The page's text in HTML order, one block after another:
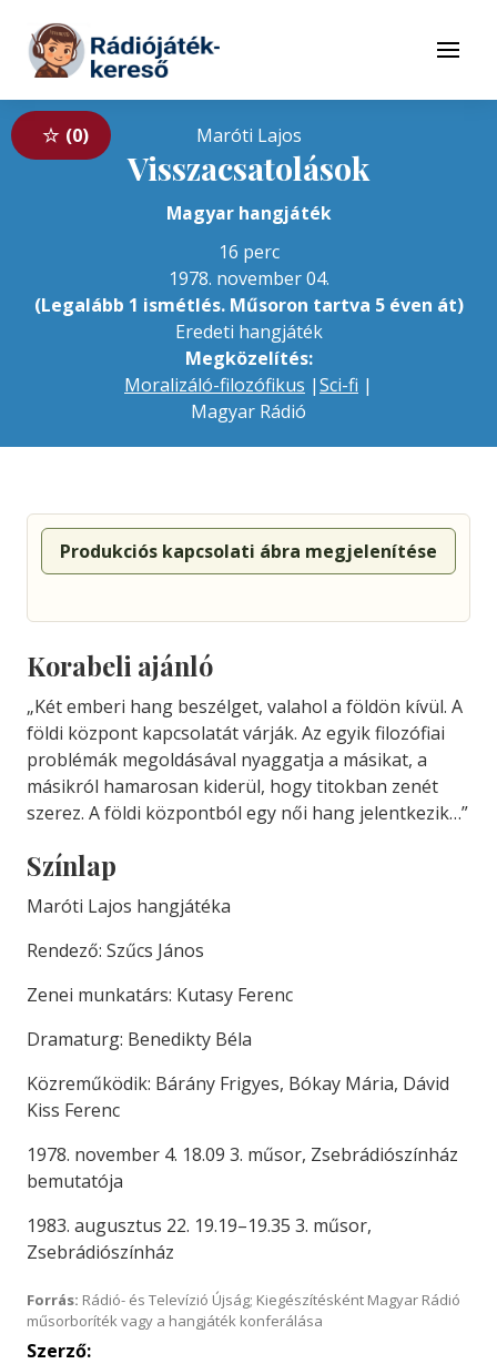
Tovább a tartalomhoz
Menü
0 Maróti Lajos
Visszacsatolások
Magyar hangjáték
16 perc
1978. november 04.
(Legalább 1 ismétlés. Műsoron tartva 5 éven át)
Eredeti hangjáték
Megközelítés:
Moralizáló-filozófikus |Sci-fi |
Magyar Rádió
Produkciós kapcsolati ábra megjelenítése
Korabeli ajánló
„Két emberi hang beszélget, valahol a földön kívül. A
földi központ kapcsolatát várják. Az egyik filozófiai
problémák megoldásával nyaggatja a másikat, a
másikról hamarosan kiderül, hogy titokban zenét
szerez. A földi központból egy női hang jelentkezik…”
Színlap
Maróti Lajos hangjátéka
Rendező: Szűcs János
Zenei munkatárs: Kutasy Ferenc
Dramaturg: Benedikty Béla
Közreműködik: Bárány Frigyes, Bókay Mária, Dávid
Kiss Ferenc
1978. november 4. 18.09 3. műsor, Zsebrádiószínház
bemutatója
1983. augusztus 22. 19.19–19.35 3. műsor,
Zsebrádiószínház
Forrás: Rádió- és Televízió Újság; Kiegészítésként Magyar Rádió
műsorboríték vagy a hangjáték konferálása
Szerző: